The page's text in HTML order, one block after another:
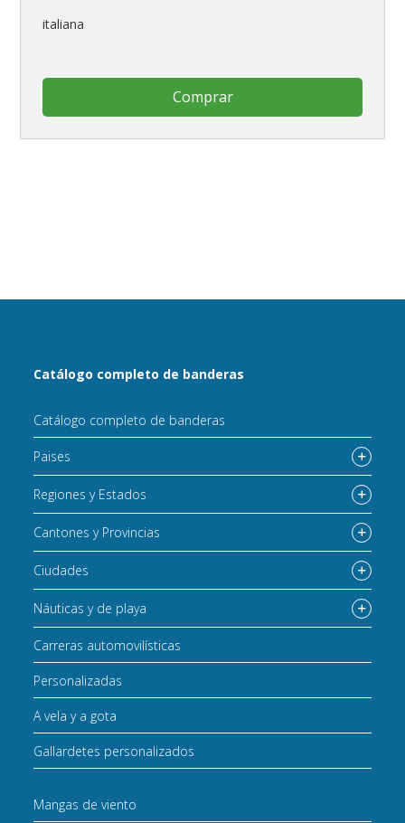
italiana
Comprar
Catálogo completo de banderas
Catálogo completo de banderas
Paises
Regiones y Estados
Cantones y Provincias
Ciudades
Náuticas y de playa
Carreras automovilísticas
Personalizadas
A vela y a gota
Gallardetes personalizados
Mangas de viento